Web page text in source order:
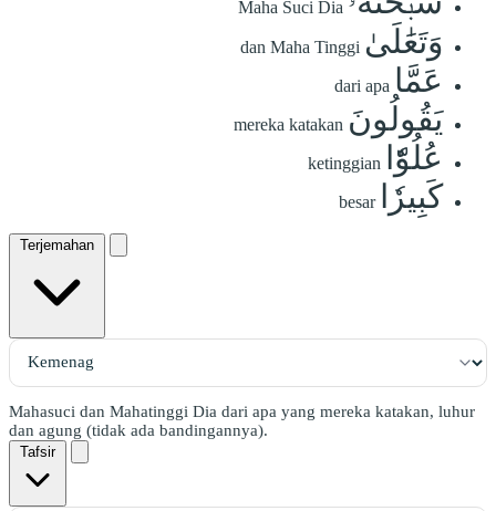
Maha Suci Dia
وَتَعَٰلَىٰ dan Maha Tinggi
عَمَّا dari apa
يَقُولُونَ mereka katakan
عُلُوّٗا ketinggian
كَبِيرٗا besar
Terjemahan
Mahasuci dan Mahatinggi Dia dari apa yang mereka katakan, luhur
dan agung (tidak ada bandingannya).
Tafsir